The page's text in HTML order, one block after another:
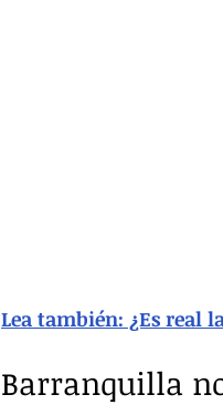
Lea también: ¿Es real
Barranquilla